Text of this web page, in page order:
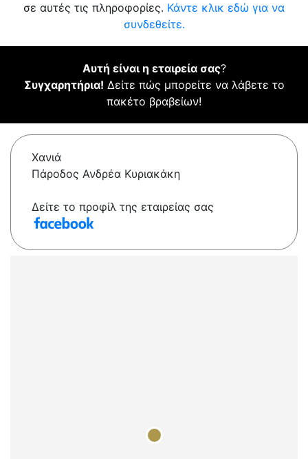
σε αυτές τις πληροφορίες. Κάντε κλικ εδώ για να
συνδεθείτε.
Αυτή είναι η εταιρεία σας?
Συγχαρητήρια! Δείτε πώς μπορείτε να λάβετε το
πακέτο βραβείων!
Χανιά
Πάροδος Ανδρέα Κυριακάκη
Δείτε το προφίλ της εταιρείας σας